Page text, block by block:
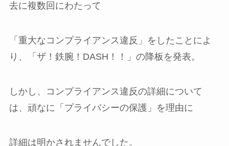
去に複数回にわたって
「重大なコンプライアンス違反」をしたことによ
り、「ザ！鉄腕！DASH！！」の降板を発表。
しかし、コンプライアンス違反の詳細について
は、頑なに「プライバシーの保護」を理由に
詳細は明かされませんでした。